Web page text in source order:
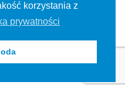
korzystania z
prywatności